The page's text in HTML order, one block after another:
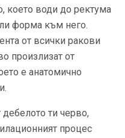
което води до ректума
форма към него.
от всички ракови
произлизат от
е анатомично
дебелото ти черво,
процес